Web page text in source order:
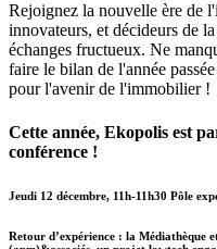
Rejoignez la nouvelle ère de
innovateurs, et décideurs de
échanges fructueux. Ne
faire le bilan de l'année
pour l'avenir de l'immobilier !
Cette année, Ekopolis est
conférence !
Jeudi 12 décembre, 11h-11h30 Pôle
Retour d’expérience : la Médiathèque